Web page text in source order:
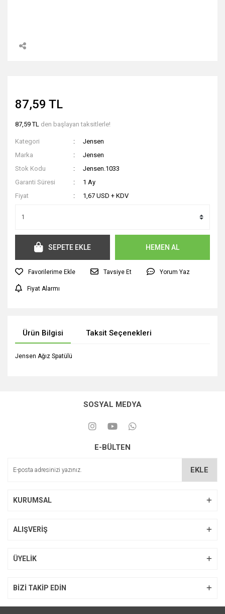
87,59 TL
87,59 TL den başlayan taksitlerle!
Kategori
Jensen
Marka
Jensen
Stok Kodu
Jensen.1033
Garanti Süresi
1 Ay
Fiyat
1,67 USD + KDV
SEPETE EKLE HEMEN AL
Tavsiye Et Yorum Yaz
Fiyat Alarmı
Ürün Bilgisi Taksit Seçenekleri
Jensen Ağız Spatülü
SOSYAL MEDYA
E-BÜLTEN
EKLE
KURUMSAL
ALIŞVERİŞ
ÜYELİK
BİZİ TAKİP EDİN